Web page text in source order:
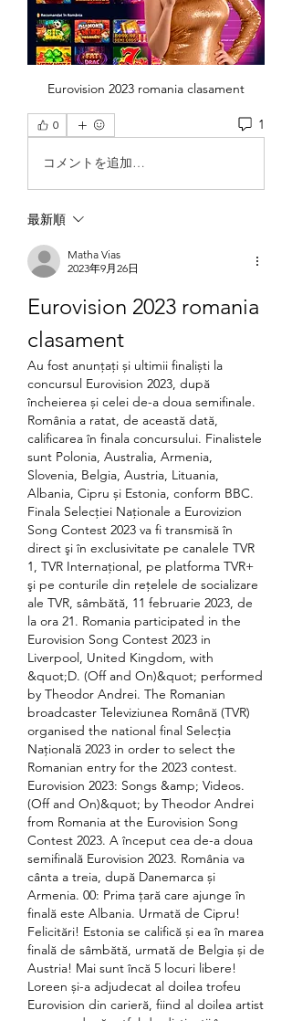
Eurovision 2023 romania clasament
0 1
コメントを追加…
最新順
Matha Vias
2023年9月26日
Eurovision 2023 romania
clasament
Au fost anunțați și ultimii finaliști la
concursul Eurovision 2023, după
încheierea și celei de-a doua semifinale.
România a ratat, de această dată,
calificarea în finala concursului. Finalistele
sunt Polonia, Australia, Armenia,
Slovenia, Belgia, Austria, Lituania,
Albania, Cipru și Estonia, conform BBC.
Finala Selecţiei Naţionale a Eurovizion
Song Contest 2023 va fi transmisă în
direct şi în exclusivitate pe canalele TVR
1, TVR Internațional, pe platforma TVR+
şi pe conturile din rețelele de socializare
ale TVR, sâmbătă, 11 februarie 2023, de
la ora 21. Romania participated in the
Eurovision Song Contest 2023 in
Liverpool, United Kingdom, with
&quot;D. (Off and On)&quot; performed
by Theodor Andrei. The Romanian
broadcaster Televiziunea Română (TVR)
organised the national final Selecția
Națională 2023 in order to select the
Romanian entry for the 2023 contest.
Eurovision 2023: Songs &amp; Videos.
(Off and On)&quot; by Theodor Andrei
from Romania at the Eurovision Song
Contest 2023. A început cea de-a doua
semifinală Eurovision 2023. România va
cânta a treia, după Danemarca și
Armenia. 00: Prima țară care ajunge în
finală este Albania. Urmată de Cipru!
Felicitări! Estonia se califică și ea în marea
finală de sâmbătă, urmată de Belgia și de
Austria! Mai sunt încă 5 locuri libere!
Loreen și-a adjudecat al doilea trofeu
Eurovision din carieră, fiind al doilea artist